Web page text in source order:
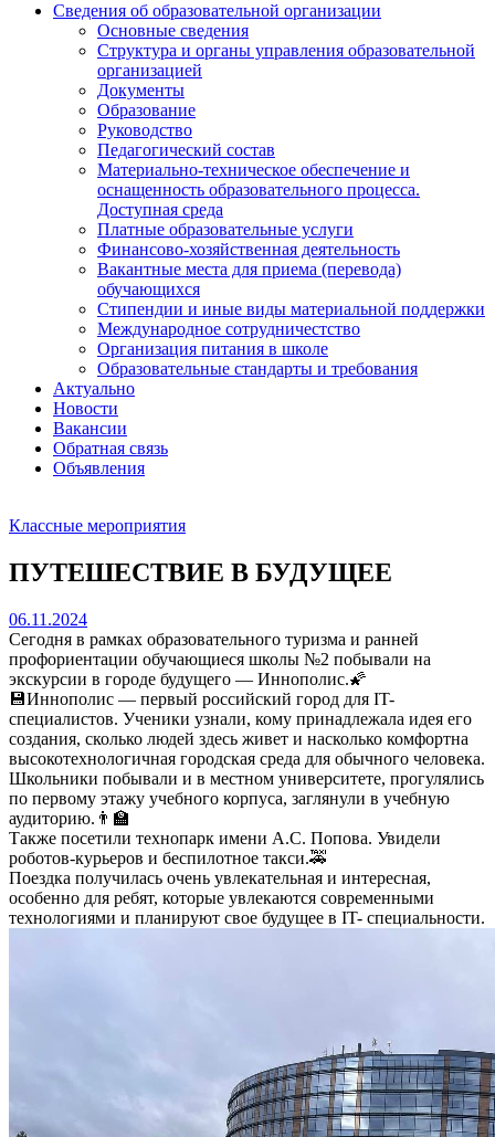
Сведения об образовательной организации
Основные сведения
Структура и органы управления образовательной
организацией
Документы
Образование
Руководство
Педагогический состав
Материально-техническое обеспечение и
оснащенность образовательного процесса.
Доступная среда
Платные образовательные услуги
Финансово-хозяйственная деятельность
Вакантные места для приема (перевода)
обучающихся
Стипендии и иные виды материальной поддержки
Международное сотрудничестство
Организация питания в школе
Образовательные стандарты и требования
Актуально
Новости
Вакансии
Обратная связь
Объявления
Классные мероприятия
ПУТЕШЕСТВИЕ В БУДУЩЕЕ
06.11.2024
Сегодня в рамках образовательного туризма и ранней
профориентации обучающиеся школы №2 побывали на
экскурсии в городе будущего — Иннополис.🌠
💾Иннополис — первый российский город для IT-
специалистов. Ученики узнали, кому принадлежала идея его
создания, сколько людей здесь живет и насколько комфортна
высокотехнологичная городская среда для обычного человека.
Школьники побывали и в местном университете, прогулялись
по первому этажу учебного корпуса, заглянули в учебную
аудиторию.👨‍🏫
Также посетили технопарк имени А.С. Попова. Увидели
роботов-курьеров и беспилотное такси.🚕
Поездка получилась очень увлекательная и интересная,
особенно для ребят, которые увлекаются современными
технологиями и планируют свое будущее в IT- специальности.